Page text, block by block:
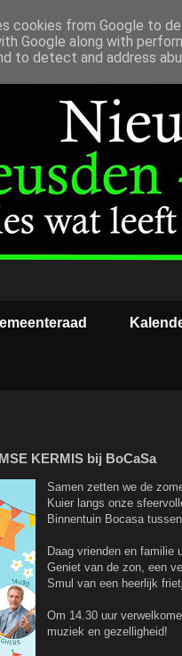
KERMIS bij BoCaSa
Samen zetten we de
Kuier langs onze
Binnentuin Bocasa
Daag vrienden en familie
Geniet van de zon, een
Smul van een heerlijk
Om 14.30 uur
muziek en gezelligheid!
cookies from Google to
Google along with
to detect and address